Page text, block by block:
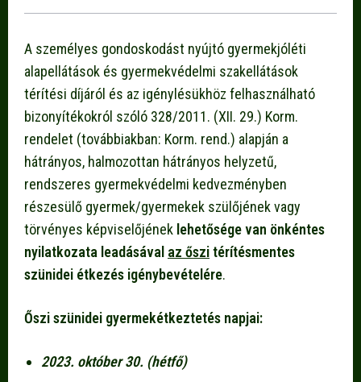
A személyes gondoskodást nyújtó gyermekjóléti
alapellátások és gyermekvédelmi szakellátások
térítési díjáról és az igénylésükhöz felhasználható
bizonyítékokról szóló 328/2011. (XII. 29.) Korm.
rendelet (továbbiakban: Korm. rend.) alapján a
hátrányos, halmozottan hátrányos helyzetű,
rendszeres gyermekvédelmi kedvezményben
részesülő gyermek/gyermekek szülőjének vagy
törvényes képviselőjének lehetősége van önkéntes
nyilatkozata leadásával az őszitérítésmentes
szünidei étkezés igénybevételére.
Őszi szünidei gyermekétkeztetés napjai:
2023. október 30. (hétfő)